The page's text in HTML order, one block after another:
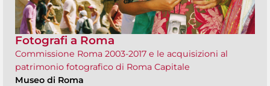
Fotografi a Roma
Commissione Roma 2003-2017 e le acquisizioni al
patrimonio fotografico di Roma Capitale
Museo di Roma